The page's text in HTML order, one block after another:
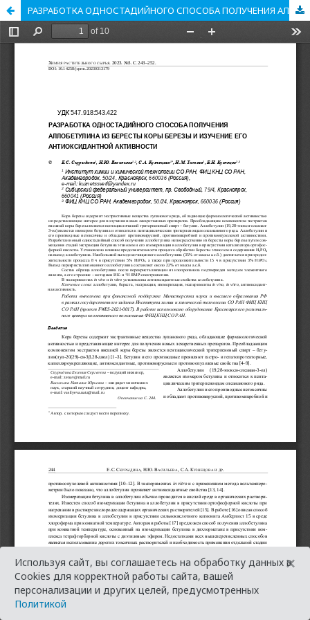
РАЗРАБОТКА ОДНОСТАДИЙНОГО СПОСОБА ПОЛУЧЕНИЯ АЛЛОБЕТУЛИНА ИЗ БЕРЕСТЫ КОРЫ БЕРЕЗЫ И ИЗУЧЕНИЕ ЕГО АНТИОКСИДАНТНОЙ АКТИВНОСТИ
Используя сайт, вы соглашаетесь на обработку данных в
Cookies для корректной работы сайта, вашей
персонализации и других целей, предусмотренных
Политикой
×